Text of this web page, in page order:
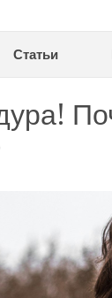
Статьи